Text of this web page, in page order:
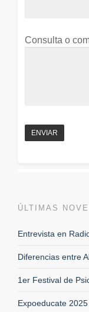
Consulta o
ÚLTIMAS
Entrevista en
Diferencias entre
1er Festival de
Expoeducate 2025